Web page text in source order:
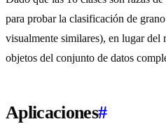
para probar la clasificación de
visualmente similares), en lugar del
objetos del conjunto de datos
Aplicaciones#